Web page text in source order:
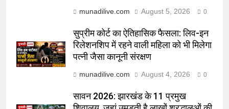
munadilive.com August 5, 2026 0
सुप्रीम कोर्ट का ऐतिहासिक फैसला: लिव-इन
रिलेशनशिप में रहने वाली महिला को भी मिलेगा
पत्नी जैसा कानूनी संरक्षण
munadilive.com August 4, 2026 0
सावन 2026: झारखंड के 11 प्रमुख